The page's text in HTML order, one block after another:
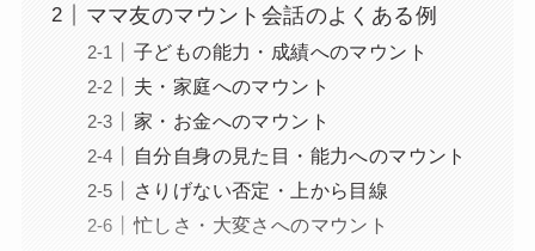
ママ友のマウント会話のよくある例
子どもの能力・成績へのマウント
夫・家庭へのマウント
家・お金へのマウント
自分自身の見た目・能力へのマウント
さりげない否定・上から目線
忙しさ・大変さへのマウント